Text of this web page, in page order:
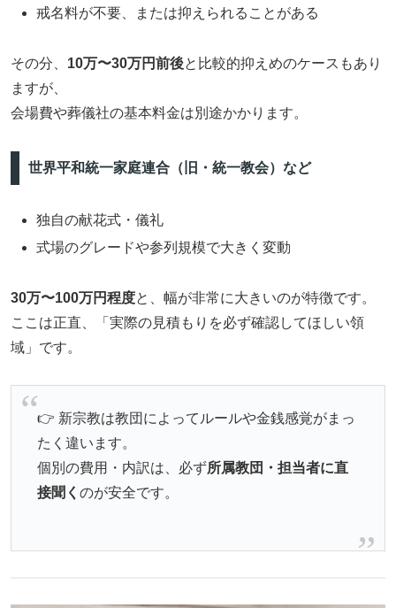
戒名料が不要、または抑えられることがある
その分、 10万〜30万円前後と比較的抑えめのケースもあり
ますが、
会場費や葬儀社の基本料金は別途かかります。
世界平和統一家庭連合（旧・統一教会）など
独自の献花式・儀礼
式場のグレードや参列規模で大きく変動
30万〜100万円程度と、幅が非常に大きいのが特徴です。
ここは正直、「実際の見積もりを必ず確認してほしい領
域」です。
👉 新宗教は教団によってルールや金銭感覚がまっ
たく違います。
個別の費用・内訳は、必ず所属教団・担当者に直
接聞く のが安全です。